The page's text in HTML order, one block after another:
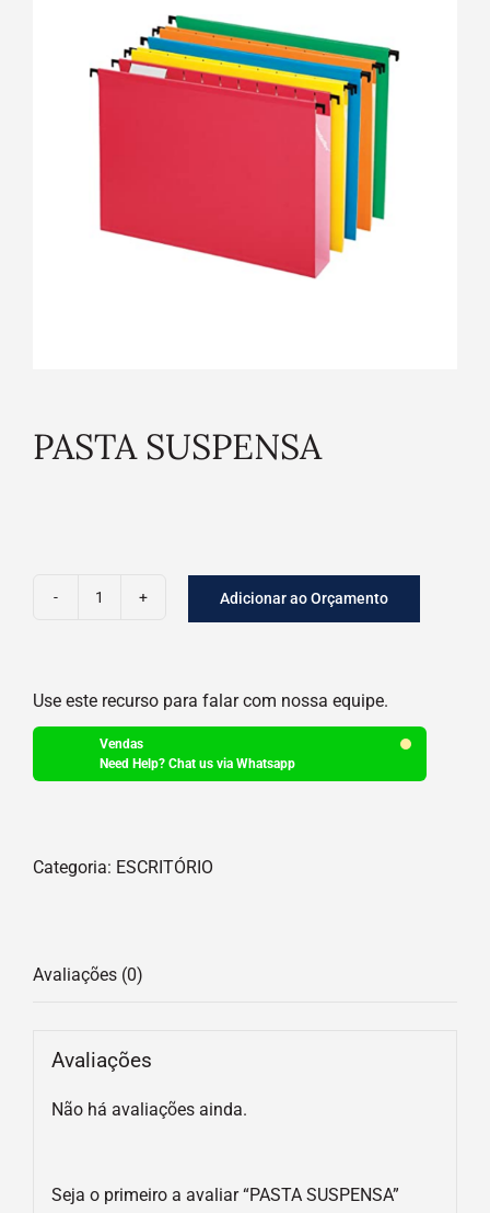
PASTA SUSPENSA
Adicionar ao Orçamento
Use este recurso para falar com nossa equipe.
Vendas
Need Help? Chat us via Whatsapp
Categoria: ESCRITÓRIO
Avaliações (0)
Avaliações
Não há avaliações ainda.
Seja o primeiro a avaliar “PASTA SUSPENSA”